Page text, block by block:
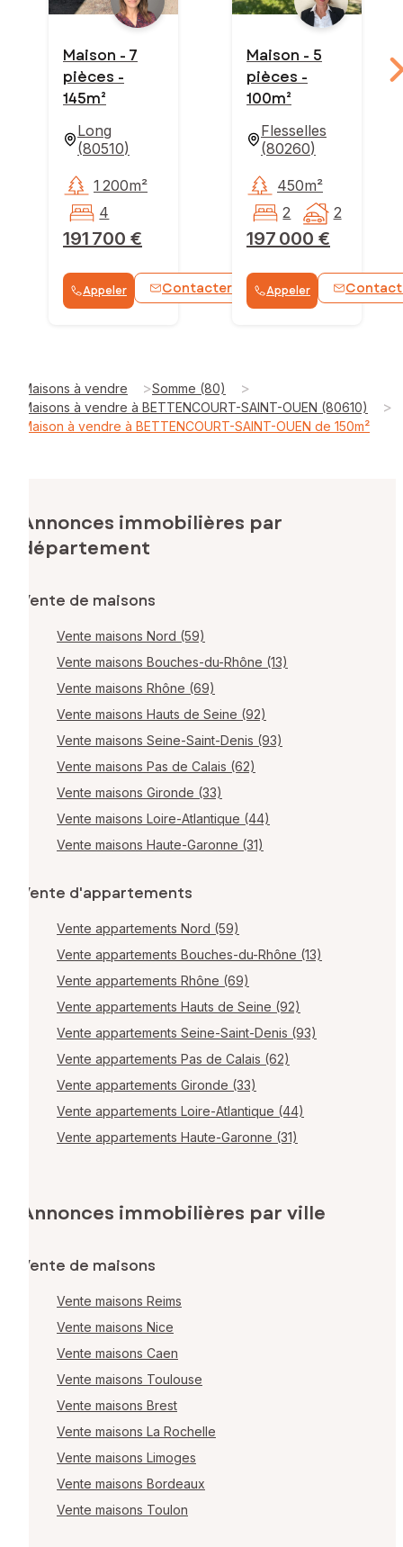
Maison - 7
pièces -
145m²
Long
(80510)
191 700 €
1 200m²
4
Appeler Contacter WhatsApp
Maison - 5
pièces -
100m²
Flesselles
(80260)
197 000 €
450m²
2
2
Appeler
Maisons à vendre >Somme (80) >
Maisons à vendre à BETTENCOURT-SAINT-OUEN (80610) >
Maison à vendre à BETTENCOURT-SAINT-OUEN de 150m²
Annonces immobilières par
département
Vente de maisons
Vente maisons Nord (59)
Vente maisons Bouches-du-Rhône (13)
Vente maisons Rhône (69)
Vente maisons Hauts de Seine (92)
Vente maisons Seine-Saint-Denis (93)
Vente maisons Pas de Calais (62)
Vente maisons Gironde (33)
Vente maisons Loire-Atlantique (44)
Vente maisons Haute-Garonne (31)
Vente d'appartements
Vente appartements Nord (59)
Vente appartements Bouches-du-Rhône (13)
Vente appartements Rhône (69)
Vente appartements Hauts de Seine (92)
Vente appartements Seine-Saint-Denis (93)
Vente appartements Pas de Calais (62)
Vente appartements Gironde (33)
Vente appartements Loire-Atlantique (44)
Vente appartements Haute-Garonne (31)
Annonces immobilières par ville
Vente de maisons
Vente maisons Reims
Vente maisons Nice
Vente maisons Caen
Vente maisons Toulouse
Vente maisons Brest
Vente maisons La Rochelle
Vente maisons Limoges
Vente maisons Bordeaux
Vente maisons Toulon